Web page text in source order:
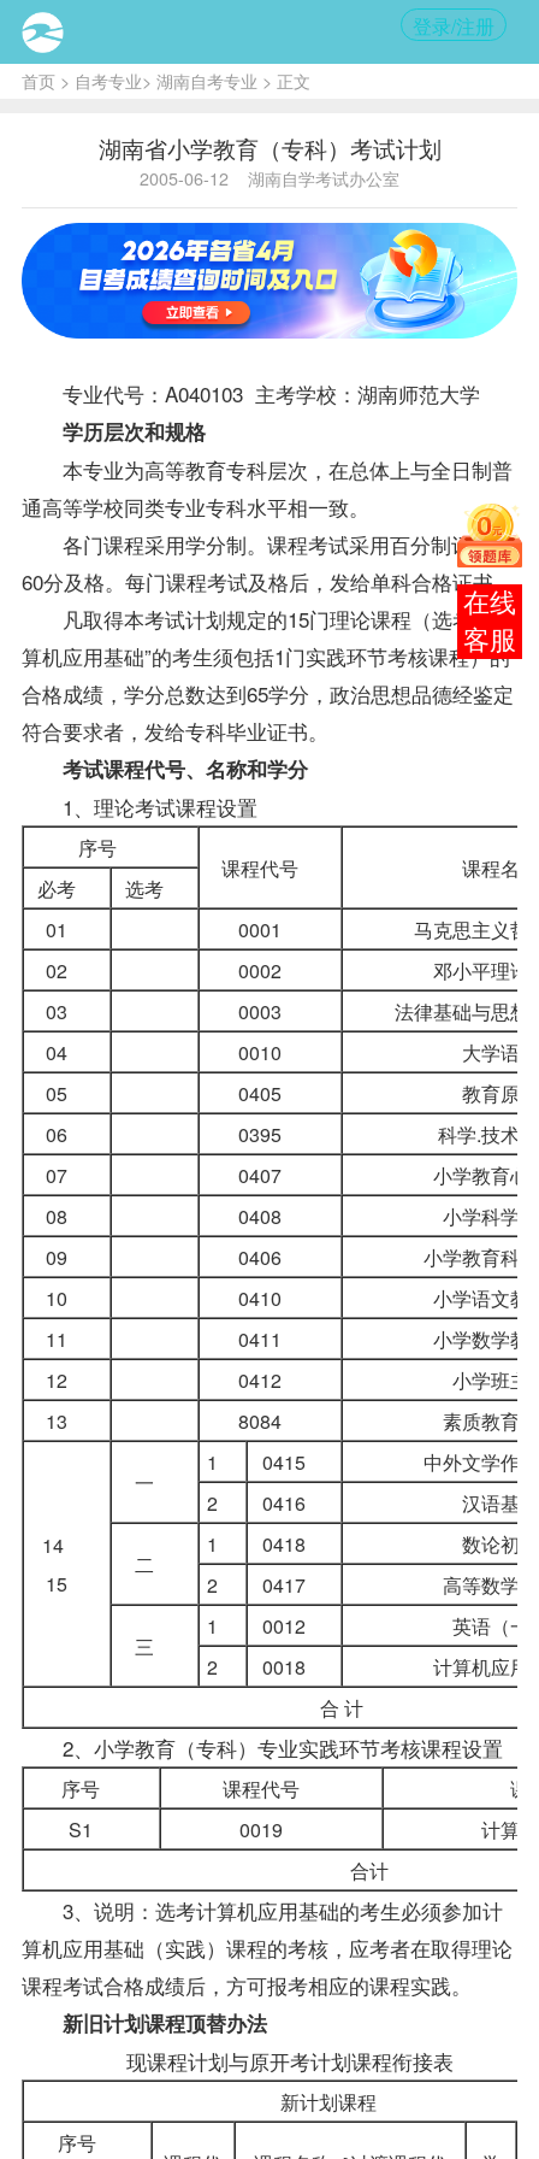
登录/注册
首页> 自考专业> 湖南自考专业 > 正文
湖南省小学教育（专科）考试计划
2005-06-12 湖南自学考试办公室
专业代号：A040103 主考学校：湖南师范大学
学历层次和规格
本专业为高等教育专科层次，在总体上与全日制普
通高等学校同类专业专科水平相一致。
各门课程采用学分制。课程考试采用百分制记分，
60分及格。每门课程考试及格后，发给单科合格证书。
凡取得本考试计划规定的15门理论课程（选考“计
算机应用基础”的考生须包括1门实践环节考核课程）的
合格成绩，学分总数达到65学分，政治思想品德经鉴定
符合要求者，发给专科毕业证书。
考试课程代号、名称和学分
1、理论考试课程设置
序号
课程代号 课程名称
必考
选考
01
0001
马克思主义哲
02
0002
邓小平理论
03
0003
法律基础与思想
04
0010
大学语文
05
0405
教育原理
06
0395
科学.技术.
07
0407
小学教育心
08
0408
小学科学
09
0406
小学教育科
10
0410
小学语文教
11
0411
小学数学教
12
0412
小学班主
13
8084 素质教育
14
15
一
1 0415
中外文学作
2
0416 汉语基础
二
1 0418
数论初步
2
0417 高等数学
三
1 0012
英语（一
2
0018
计算机应用
合 计
2、小学教育（专科）专业实践环节考核课程设置
序号 课程代号
课
S1
0019
计算
合计
3、说明：选考计算机应用基础的考生必须参加计
算机应用基础（实践）课程的考核，应考者在取得理论
课程考试合格成绩后，方可报考相应的课程实践。
新旧计划课程顶替办法
现课程计划与原开考计划课程衔接表
新计划课程
序号
报考
咨询